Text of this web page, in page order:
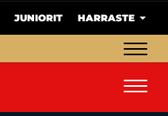
JUNIORIT HARRASTE